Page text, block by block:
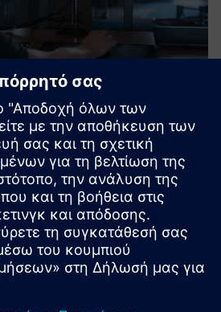
control system powered by AI. It
and worry-free quality
defects and configuration errors in
including car seats,